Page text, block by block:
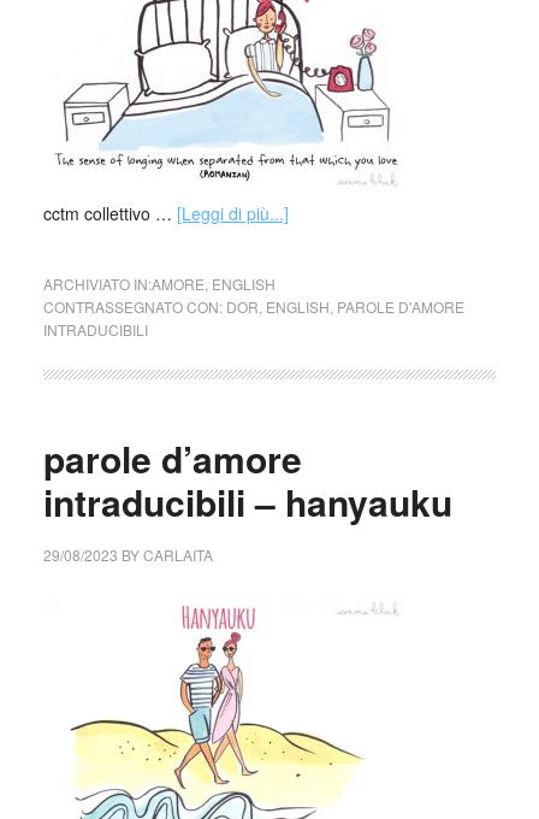
cctm collettivo … [Leggi di più...]
ARCHIVIATO IN:AMORE ENGLISH
CONTRASSEGNATO CON: DOR ENGLISH PAROLE D'AMORE
INTRADUCIBILI
parole d’amore
intraducibili – hanyauku
29/08/2023 BYCARLAITA